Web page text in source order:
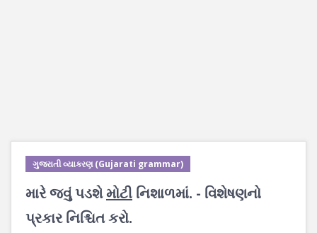
ગુજરાતી વ્યાકરણ (Gujarati grammar)
મારે જવું પડશેમોટી નિશાળમાં. - વિશેષણનો
પ્રકાર નિશ્ચિત કરો.